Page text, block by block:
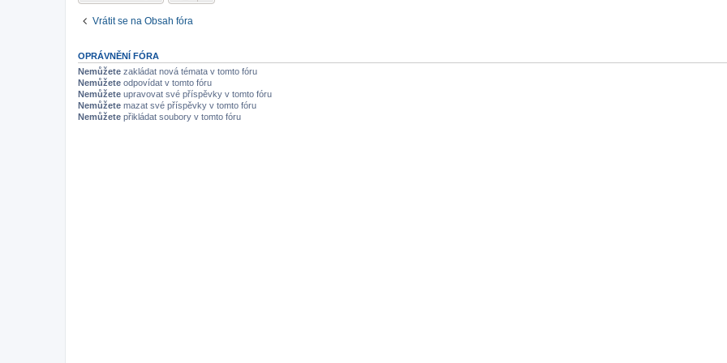
Vrátit se na Obsah fóra
OPRÁVNĚNÍ FÓRA
Nemůžete zakládat nová témata v tomto fóru
Nemůžete odpovídat v tomto fóru
Nemůžete upravovat své příspěvky v tomto fóru
Nemůžete mazat své příspěvky v tomto fóru
Nemůžete přikládat soubory v tomto fóru